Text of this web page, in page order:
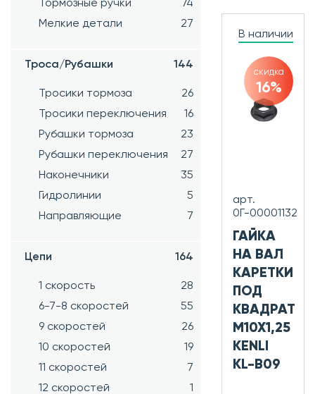
Тормозные ручки
74
Мелкие детали
27
Троса/Рубашки 144
Тросики тормоза
26
Тросики переключения
16
Рубашки тормоза
23
Рубашки переключения
27
Наконечники
35
Гидролинии
5
Направляющие
7
Цепи 164
1 скорость
28
6-7-8 скоростей
55
9 скоростей
26
10 скоростей
19
11 скоростей
7
12 скоростей
1
В наличии
скидка
16%
арт.
0Г-00001132
ГАЙКА
НА ВАЛ
КАРЕТКИ
ПОД
КВАДРАТ
М10Х1,25
KENLI
KL-B09